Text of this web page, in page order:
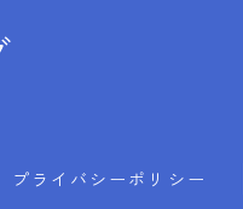
プライバシーポリシー